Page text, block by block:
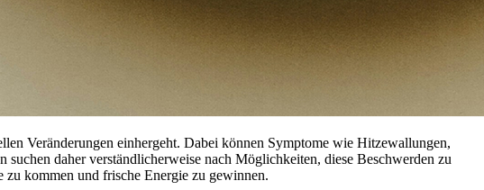
Veränderungen einhergeht. Dabei können Symptome wie Hitzewallungen,
daher verständlicherweise nach Möglichkeiten, diese Beschwerden zu
kommen und frische Energie zu gewinnen.